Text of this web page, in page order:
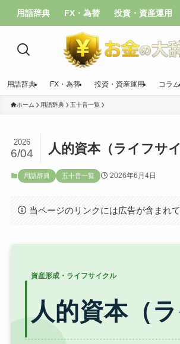
用語辞典 FX・為替 投資・資産運用
用語辞典 FX・為替 投資・資産運用 コラム
ホーム 用語辞典 五十音一覧
人的資本（ライフサイ
2026
6/04
用語辞典 五十音一覧 2026年6月4日
当ページのリンクには広告が含まれて